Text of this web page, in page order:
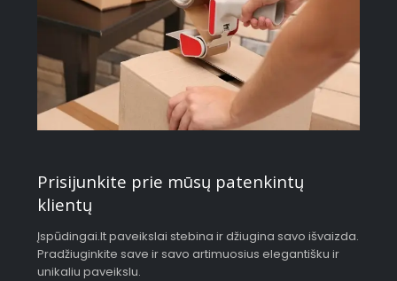
Prisijunkite prie mūsų patenkintų
klientų
Įspūdingai.lt paveikslai stebina ir džiugina savo išvaizda.
Pradžiuginkite save ir savo artimuosius elegantišku ir
unikaliu paveikslu.